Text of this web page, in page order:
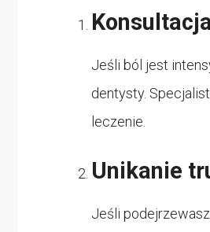
Jeśli ból jest
dentysty.
leczenie.
Unikanie
Jeśli